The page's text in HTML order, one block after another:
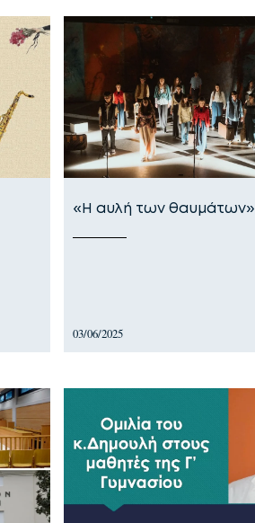
«Η αυλή των θαυμάτων»
03/06/2025